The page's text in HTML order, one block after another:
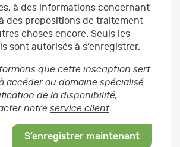
à des informations concernant
des propositions de traitement
choses encore. Seuls les
sont autorisés à s’enregistrer.
que cette inscription sert
accéder au domaine spécialisé.
de la disponibilité,
notre service client.
S’enregistrer maintenant